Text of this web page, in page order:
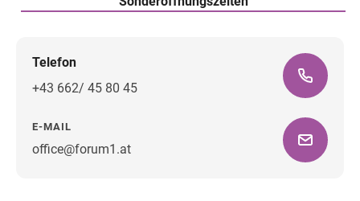
Telefon
+43 662/ 45 80 45
E-MAIL
office@forum1.at